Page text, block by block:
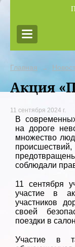
Главная →
Акция
11 сентября 2024 г.
В
на дороге
множество
соблюдали
11 сентября
участие в
участников
своей
поездки в
Участие в